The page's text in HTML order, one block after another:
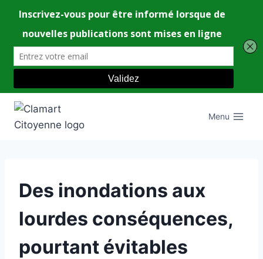
Aller
contenu
Menu
UNCATEGORIZED
Des inondations aux
lourdes conséquences,
pourtant évitables